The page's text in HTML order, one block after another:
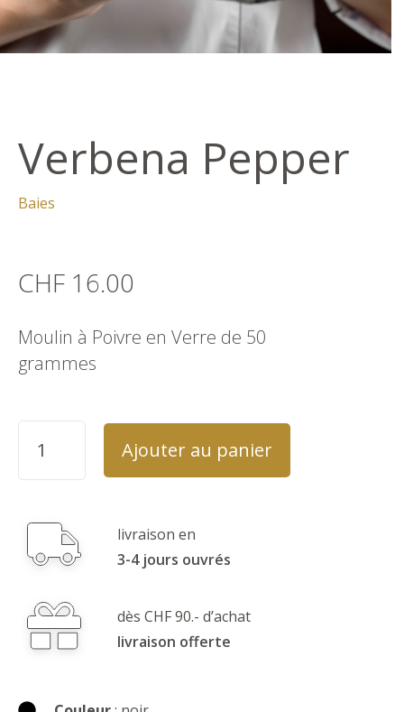
Verbena Pepper
Baies
CHF 16.00
Moulin à Poivre en Verre de 50
grammes
Ajouter au panier
livraison en
3-4 jours ouvrés
dès CHF 90.- d’achat
livraison offerte